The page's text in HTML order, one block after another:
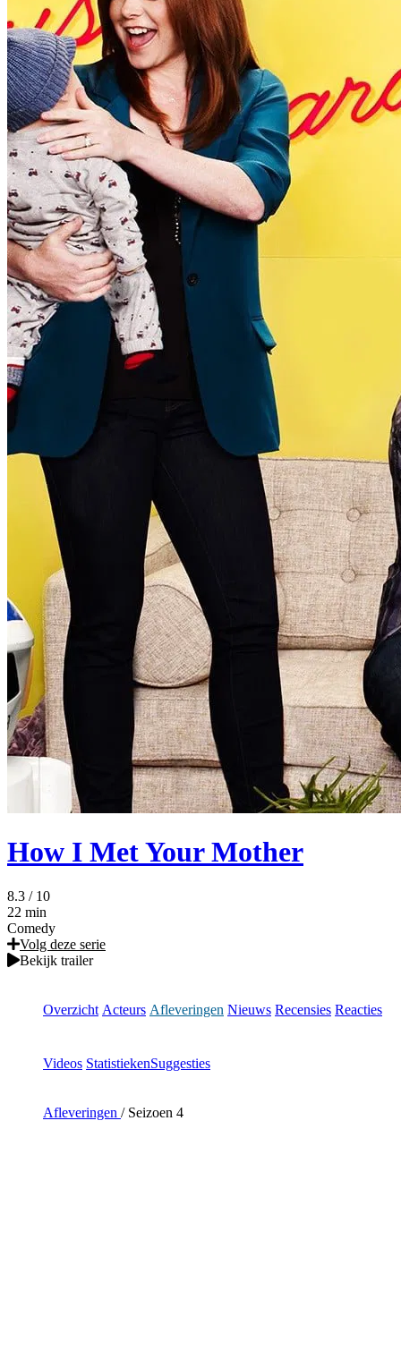
How I Met Your Mother
8.3 / 10
22 min
Comedy
Volg deze serie
Bekijk trailer
Overzicht Acteurs Afleveringen Nieuws Recensies Reacties
Videos StatistiekenSuggesties
Afleveringen /Seizoen 4